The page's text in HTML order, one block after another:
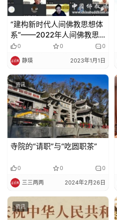
纪
录
佛
教
艺
术
政
策
法
规
免
责
明
“建构新时代人间佛教思想体
系”——2022年人间佛教思
想建设研讨会专家学者发言
与论文观点摘编
0 0 0
静瑛 2023年1月1日
资讯
寺院的“请职”与“吃圆职茶”
0 0 0
三三两两 2024年2月26日
资讯